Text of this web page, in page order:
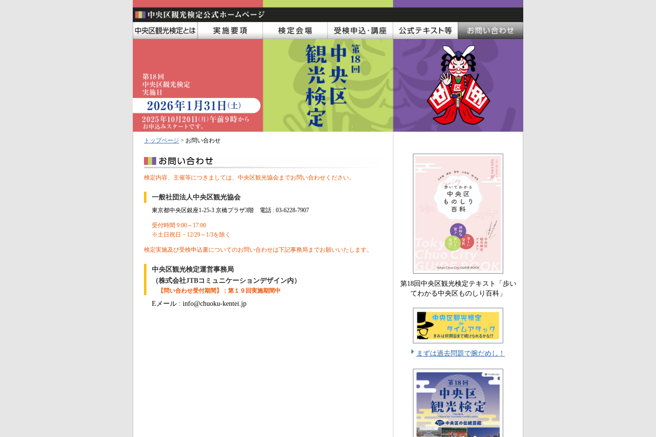
トップページ > お問い合わせ
検定内容、主催等につきましては、中央区観光協会までお問い合わせください。
一般社団法人中央区観光協会
東京都中央区銀座1-25-3 京橋プラザ3階 電話 : 03-6228-7907
受付時間 9:00～17:00
※土日祝日・12/29～1/3を除く
検定実施及び受検申込書についてのお問い合わせは下記事務局までお願いいたします。
中央区観光検定運営事務局
（株式会社JTBコミュニケーションデザイン内）
【問い合わせ受付期間】：第１９回実施期間中
Eメール : info@chuoku-kentei.jp
第18回中央区観光検定テキスト「歩い
てわかる中央区ものしり百科」
まずは過去問題で腕だめし！